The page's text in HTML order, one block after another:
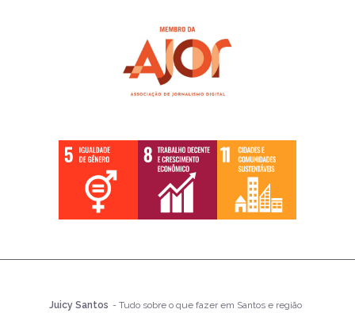
Juicy Santos - Tudo sobre o que fazer em Santos e região